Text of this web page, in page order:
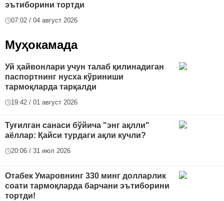
эътиборини тортди
07:02 / 04 август 2026
Муҳокамада
Уй ҳайвонлари учун талаб қилинадиган
паспортнинг нусха кўриниши
тармоқларда тарқалди
19:42 / 01 август 2026
Туғилган санаси бўйича "энг ақлли"
аёллар: Қайси турдаги ақли кучли?
20:06 / 31 июл 2026
Отабек Умаровнинг 330 минг долларлик
соати тармоқларда барчани эътиборини
тортди!